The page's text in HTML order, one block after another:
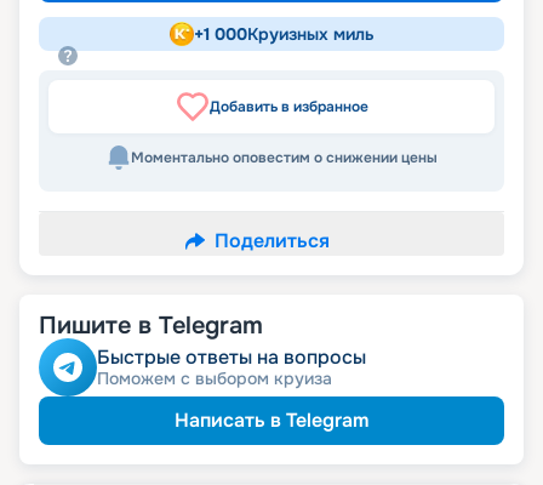
+1 000Круизных миль
Добавить в избранное
Моментально оповестим о снижении цены
Поделиться
Пишите в Telegram
Быстрые ответы на вопросы
Поможем с выбором круиза
Написать в Telegram